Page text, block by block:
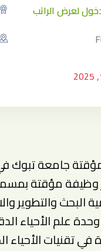
لعرض الراتب
جامعة تبوك
وظيفة مؤقتة
والتطوير
علم الأحياء
تقنيات الأحياء